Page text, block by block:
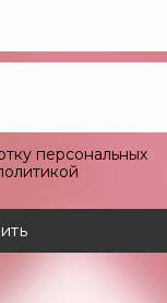
персональных